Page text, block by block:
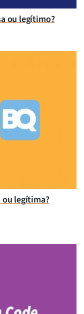
ou legítimo?
ou legítima?